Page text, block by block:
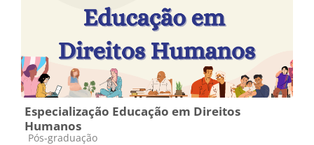
Especialização Educação em Direitos
Humanos
Categoria do curso
Pós-graduação